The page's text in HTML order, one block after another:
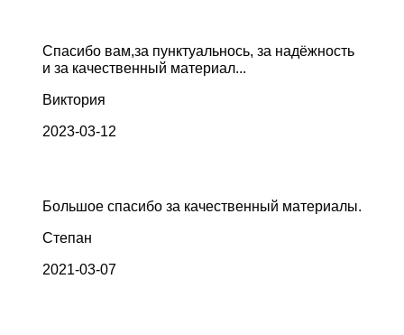
Спасибо вам,за пунктуальнось, за надёжность
и за качественный материал...
Виктория
2023-03-12
Большое спасибо за качественный материалы.
Степан
2021-03-07